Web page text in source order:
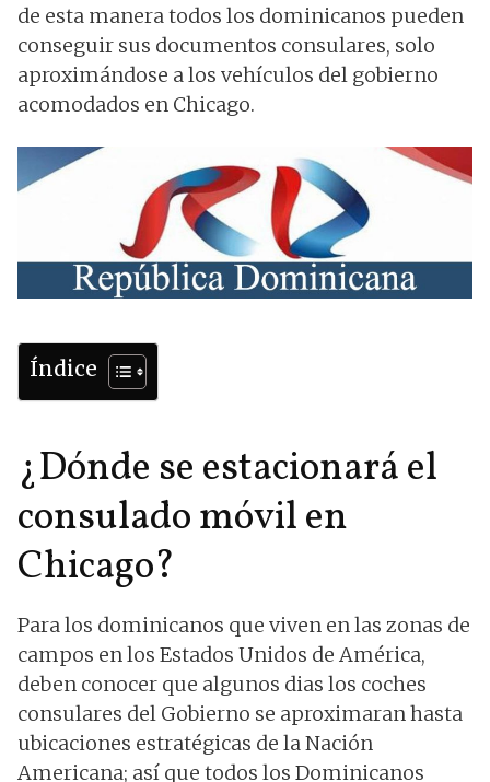
de esta manera todos los dominicanos pueden
conseguir sus documentos consulares, solo
aproximándose a los vehículos del gobierno
acomodados en Chicago.
Índice
¿Dónde se estacionará el
consulado móvil en
Chicago?
Para los dominicanos que viven en las zonas de
campos en los Estados Unidos de América,
deben conocer que algunos dias los coches
consulares del Gobierno se aproximaran hasta
ubicaciones estratégicas de la Nación
Americana; así que todos los Dominicanos